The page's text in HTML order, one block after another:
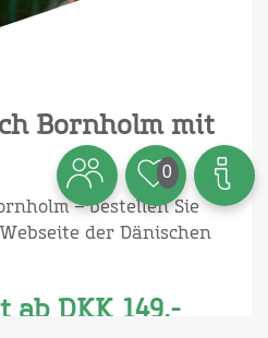
Bornholm mit
– bestellen Sie
der Dänischen
ab DKK 149,-
0